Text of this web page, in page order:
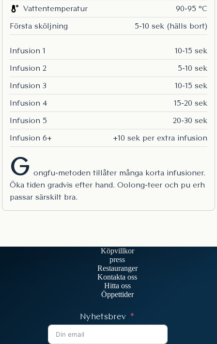
Vattentemperatur
90-95 °C
Första sköljning
5-10 sek (hälls bort)
Infusion 1
10-15 sek
Infusion 2
5-10 sek
Infusion 3
10-15 sek
Infusion 4
15-20 sek
Infusion 5
20-30 sek
Infusion 6+
+10 sek per extra infusion
G ongfu-metoden tillåter många korta infusioner.
Öka tiden gradvis efter hand. Oolong-teer och pu erh
passar särskilt bra.
Köpvillkor
press
Restauranger
Kontakta oss
Hitta oss
Öppettider
Nyhetsbrev